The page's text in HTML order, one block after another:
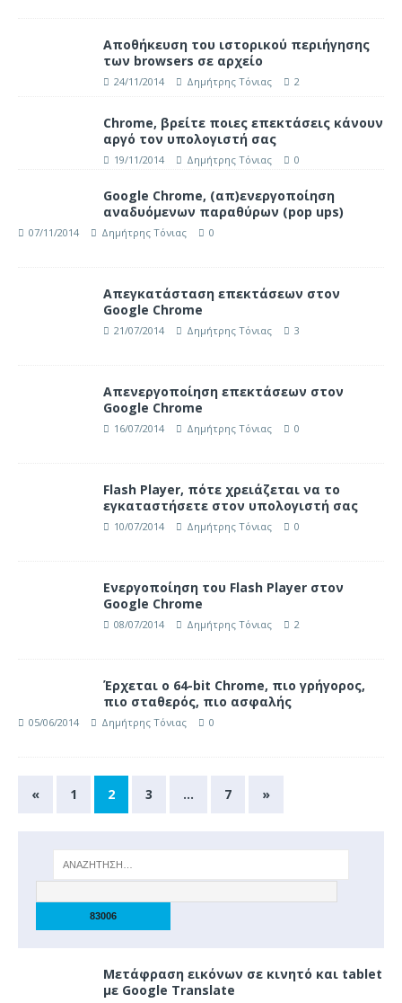
Αποθήκευση του ιστορικού περιήγησης
των browsers σε αρχείο
24/11/2014 Δημήτρης Τόνιας 2
Chrome, βρείτε ποιες επεκτάσεις κάνουν
αργό τον υπολογιστή σας
19/11/2014 Δημήτρης Τόνιας 0
Google Chrome, (απ)ενεργοποίηση
αναδυόμενων παραθύρων (pop ups)
07/11/2014 Δημήτρης Τόνιας 0
Απεγκατάσταση επεκτάσεων στον
Google Chrome
21/07/2014 Δημήτρης Τόνιας 3
Απενεργοποίηση επεκτάσεων στον
Google Chrome
16/07/2014 Δημήτρης Τόνιας 0
Flash Player, πότε χρειάζεται να το
εγκαταστήσετε στον υπολογιστή σας
10/07/2014 Δημήτρης Τόνιας 0
Ενεργοποίηση του Flash Player στον
Google Chrome
08/07/2014 Δημήτρης Τόνιας 2
Έρχεται ο 64-bit Chrome, πιο γρήγορος,
πιο σταθερός, πιο ασφαλής
05/06/2014 Δημήτρης Τόνιας 0
« 1 2 3 … 7 »
Μετάφραση εικόνων σε κινητό και tablet
με Google Translate